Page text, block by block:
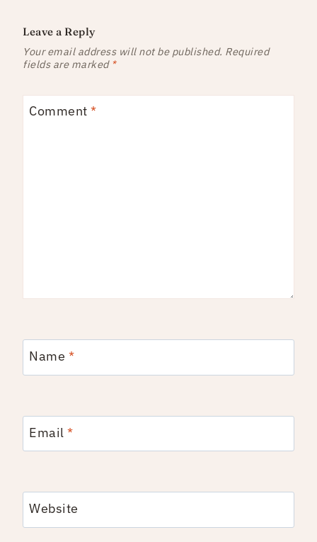
Leave a Reply
Your email address will not be published. Required
fields are marked *
Comment *
Name *
Email *
Website